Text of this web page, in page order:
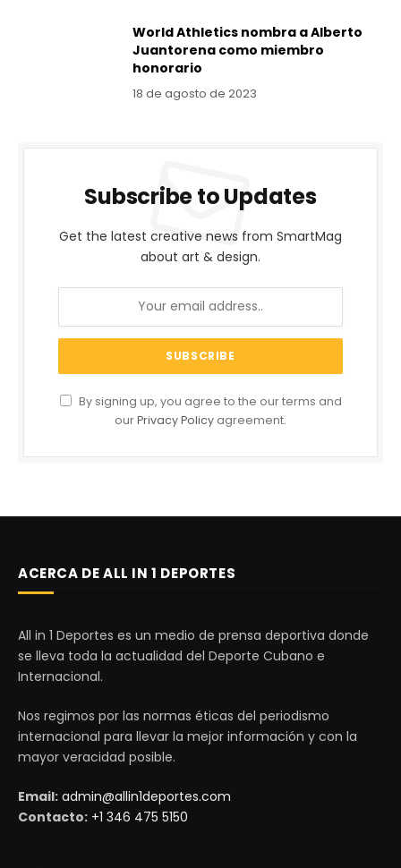
World Athletics nombra a Alberto
Juantorena como miembro
honorario
18 de agosto de 2023
Subscribe to Updates
Get the latest creative news from SmartMag
about art & design.
By signing up, you agree to the our terms and
ourPrivacy Policy agreement.
ACERCA DE ALL IN 1 DEPORTES
All in 1 Deportes es un medio de prensa deportiva donde
se lleva toda la actualidad del Deporte Cubano e
Internacional.
Nos regimos por las normas éticas del periodismo
internacional para llevar la mejor información y con la
mayor veracidad posible.
Email: admin@allin1deportes.com
Contacto: +1 346 475 5150